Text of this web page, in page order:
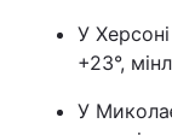
У
+23°,
У